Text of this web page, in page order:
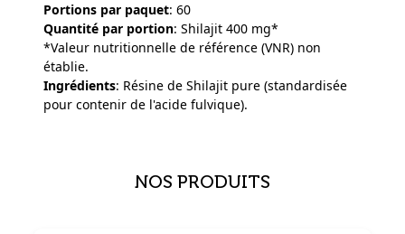
Portions par paquet: 60
Quantité par portion: Shilajit 400 mg*
*Valeur nutritionnelle de référence (VNR) non
établie.
Ingrédients: Résine de Shilajit pure (standardisée
pour contenir de l'acide fulvique).
NOS PRODUITS